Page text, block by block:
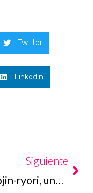
Twitter
LinkedIn
Siguiente
Shojin-ryori, una culinaria de los monjes